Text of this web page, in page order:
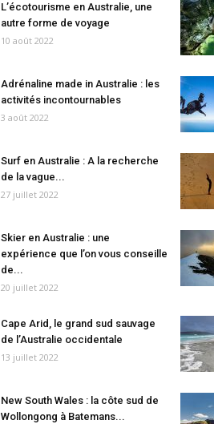
L’écotourisme en Australie, une
autre forme de voyage
10 août 2022
Adrénaline made in Australie : les
activités incontournables
3 août 2022
Surf en Australie : A la recherche
de la vague...
27 juillet 2022
Skier en Australie : une
expérience que l’on vous conseille
de...
20 juillet 2022
Cape Arid, le grand sud sauvage
de l’Australie occidentale
13 juillet 2022
New South Wales : la côte sud de
Wollongong à Batemans...